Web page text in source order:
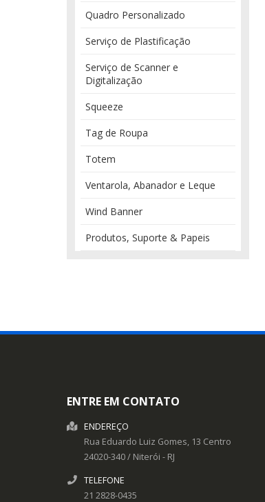
Quadro Personalizado
Serviço de Plastificação
Serviço de Scanner e
Digitalização
Squeeze
Tag de Roupa
Totem
Ventarola, Abanador e Leque
Wind Banner
Produtos, Suporte & Papeis
ENTRE EM CONTATO
ENDEREÇO
Rua Eduardo Luiz Gomes, 13 Centro
24020-340/ Niterói - RJ
TELEFONE
21 2828-0435